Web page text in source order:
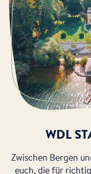
WDL
Zwischen Bergen
euch, die für